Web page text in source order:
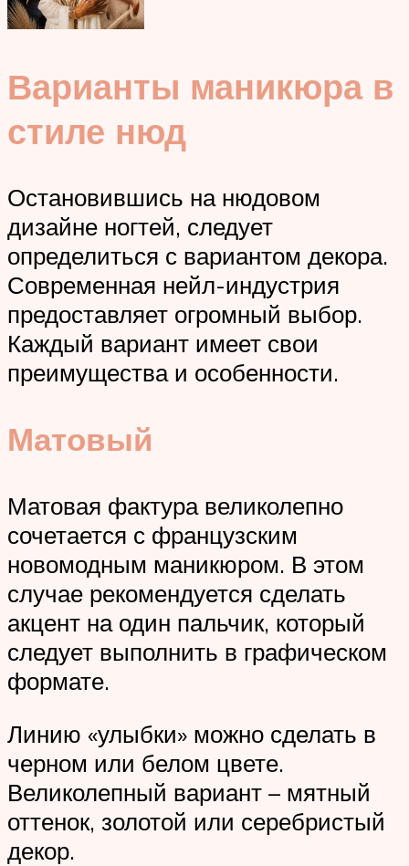
Варианты маникюра в
стиле нюд
Остановившись на нюдовом
дизайне ногтей, следует
определиться с вариантом декора.
Современная нейл-индустрия
предоставляет огромный выбор.
Каждый вариант имеет свои
преимущества и особенности.
Матовый
Матовая фактура великолепно
сочетается с французским
новомодным маникюром. В этом
случае рекомендуется сделать
акцент на один пальчик, который
следует выполнить в графическом
формате.
Линию «улыбки» можно сделать в
черном или белом цвете.
Великолепный вариант – мятный
оттенок, золотой или серебристый
декор.